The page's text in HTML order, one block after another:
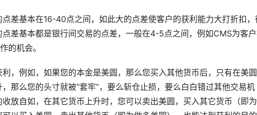
差基本在16-40点之间，如此大的点差使客户的获利能力大打折扣，
差基本都是银行间交易的点差，一般在4-5点之间，例如CMS为客
的机会。
，例如，如果您的本金是美圆，那么您买入其他货币后，只有在美
那么您的头寸就被“套牢”，要么斩仓止损，要么白白错过其他交易机
放自如，在其它货币上升时，您可以卖出美圆，买入其它货币（即